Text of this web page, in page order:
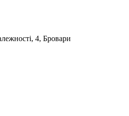
4, Бровари